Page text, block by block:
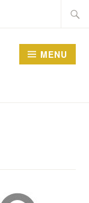
MENU